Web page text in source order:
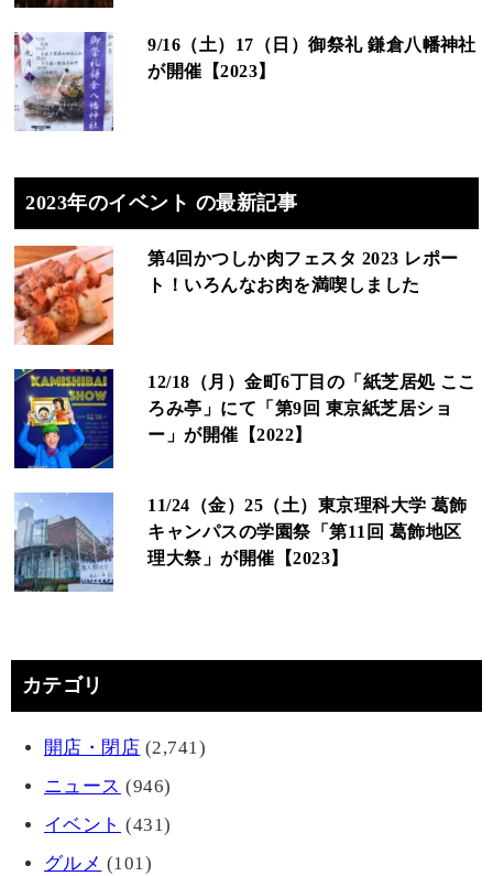
9/16（土）17（日）御祭礼 鎌倉八幡神社
が開催【2023】
2023年のイベント の最新記事
第4回かつしか肉フェスタ 2023 レポー
ト！いろんなお肉を満喫しました
12/18（月）金町6丁目の「紙芝居処 ここ
ろみ亭」にて「第9回 東京紙芝居ショ
ー」が開催【2022】
11/24（金）25（土）東京理科大学 葛飾
キャンパスの学園祭「第11回 葛飾地区
理大祭」が開催【2023】
カテゴリ
開店・閉店 (2,741)
ニュース (946)
イベント (431)
グルメ (101)